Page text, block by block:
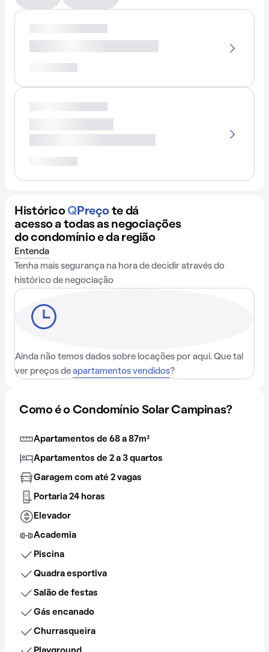
Histórico QPreço te dá
acesso a todas as negociações
do condomínio e da região
Entenda
Tenha mais segurança na hora de decidir através do
histórico de negociação
Ainda não temos dados sobre locações por aqui. Que tal
ver preços de apartamentos vendidos?
Como é o Condomínio Solar Campinas?
Apartamentos de 68 a 87m²
Apartamentos de 2 a 3 quartos
Garagem com até 2 vagas
Portaria 24 horas
Elevador
Academia
Piscina
Quadra esportiva
Salão de festas
Gás encanado
Churrasqueira